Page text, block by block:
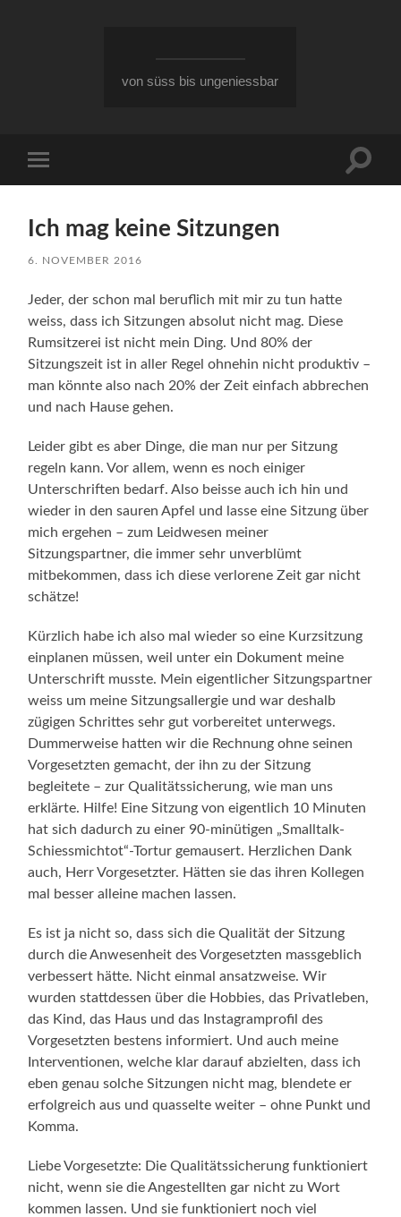
von süss bis ungeniessbar
Menü
Ich mag keine Sitzungen
6. NOVEMBER 2016
Jeder, der schon mal beruflich mit mir zu tun hatte
weiss, dass ich Sitzungen absolut nicht mag. Diese
Rumsitzerei ist nicht mein Ding. Und 80% der
Sitzungszeit ist in aller Regel ohnehin nicht produktiv –
man könnte also nach 20% der Zeit einfach abbrechen
und nach Hause gehen.
Leider gibt es aber Dinge, die man nur per Sitzung
regeln kann. Vor allem, wenn es noch einiger
Unterschriften bedarf. Also beisse auch ich hin und
wieder in den sauren Apfel und lasse eine Sitzung über
mich ergehen – zum Leidwesen meiner
Sitzungspartner, die immer sehr unverblümt
mitbekommen, dass ich diese verlorene Zeit gar nicht
schätze!
Kürzlich habe ich also mal wieder so eine Kurzsitzung
einplanen müssen, weil unter ein Dokument meine
Unterschrift musste. Mein eigentlicher Sitzungspartner
weiss um meine Sitzungsallergie und war deshalb
zügigen Schrittes sehr gut vorbereitet unterwegs.
Dummerweise hatten wir die Rechnung ohne seinen
Vorgesetzten gemacht, der ihn zu der Sitzung
begleitete – zur Qualitätssicherung, wie man uns
erklärte. Hilfe! Eine Sitzung von eigentlich 10 Minuten
hat sich dadurch zu einer 90-minütigen „Smalltalk-
Schiessmichtot“-Tortur gemausert. Herzlichen Dank
auch, Herr Vorgesetzter. Hätten sie das ihren Kollegen
mal besser alleine machen lassen.
Es ist ja nicht so, dass sich die Qualität der Sitzung
durch die Anwesenheit des Vorgesetzten massgeblich
verbessert hätte. Nicht einmal ansatzweise. Wir
wurden stattdessen über die Hobbies, das Privatleben,
das Kind, das Haus und das Instagramprofil des
Vorgesetzten bestens informiert. Und auch meine
Interventionen, welche klar darauf abzielten, dass ich
eben genau solche Sitzungen nicht mag, blendete er
erfolgreich aus und quasselte weiter – ohne Punkt und
Komma.
Liebe Vorgesetzte: Die Qualitätssicherung funktioniert
nicht, wenn sie die Angestellten gar nicht zu Wort
kommen lassen. Und sie funktioniert noch viel